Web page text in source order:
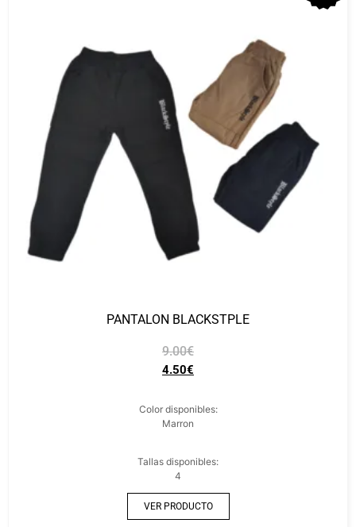
PANTALON BLACKSTPLE
9.00€
4.50€
Color disponibles:
Marron
Tallas disponibles:
4
VER PRODUCTO